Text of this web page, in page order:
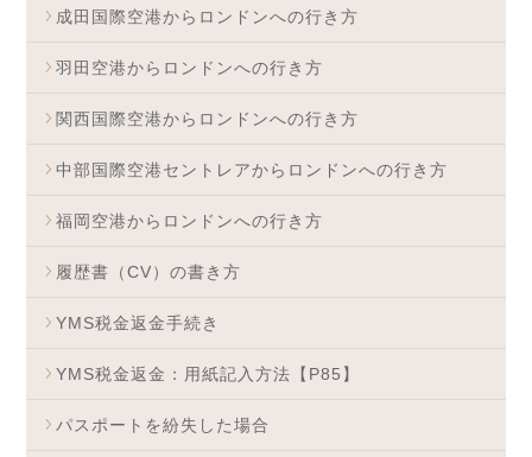
成田国際空港からロンドンへの行き方
羽田空港からロンドンへの行き方
関西国際空港からロンドンへの行き方
中部国際空港セントレアからロンドンへの行き方
福岡空港からロンドンへの行き方
履歴書（CV）の書き方
YMS税金返金手続き
YMS税金返金：用紙記入方法【P85】
パスポートを紛失した場合